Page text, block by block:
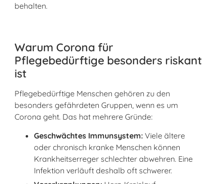
behalten.
Warum Corona für
Pflegebedürftige besonders riskant
ist
Pflegebedürftige Menschen gehören zu den
besonders gefährdeten Gruppen, wenn es um
Corona geht. Das hat mehrere Gründe:
Geschwächtes Immunsystem: Viele ältere
oder chronisch kranke Menschen können
Krankheitserreger schlechter abwehren. Eine
Infektion verläuft deshalb oft schwerer.